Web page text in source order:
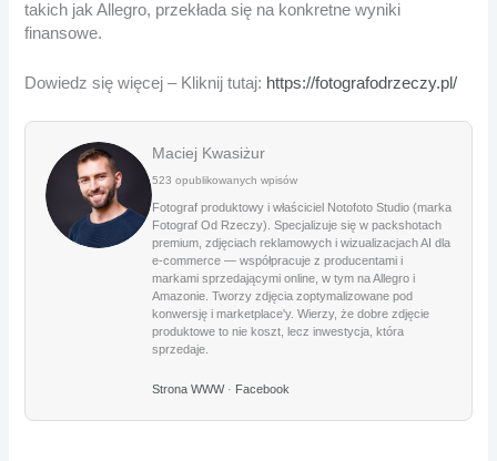
takich jak Allegro, przekłada się na konkretne wyniki
finansowe.
Dowiedz się więcej – Kliknij tutaj: https://fotografodrzeczy.pl/
Maciej Kwasiżur
523 opublikowanych wpisów
Fotograf produktowy i właściciel Notofoto Studio (marka
Fotograf Od Rzeczy). Specjalizuje się w packshotach
premium, zdjęciach reklamowych i wizualizacjach AI dla
e-commerce — współpracuje z producentami i
markami sprzedającymi online, w tym na Allegro i
Amazonie. Tworzy zdjęcia zoptymalizowane pod
konwersję i marketplace'y. Wierzy, że dobre zdjęcie
produktowe to nie koszt, lecz inwestycja, która
sprzedaje.
Strona WWW· Facebook